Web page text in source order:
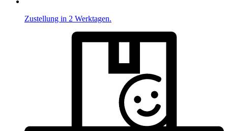
Zustellung in 2 Werktagen.